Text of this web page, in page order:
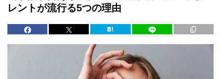
レントが流行る5つの理由